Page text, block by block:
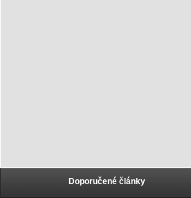
Doporučené články